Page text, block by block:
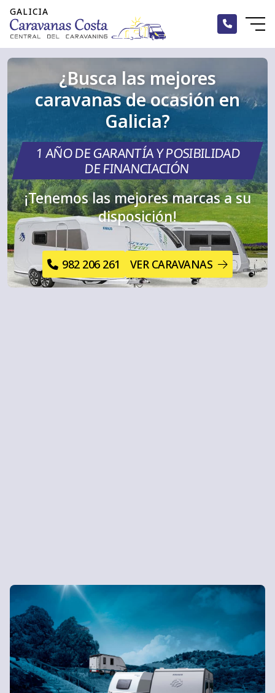
Alquiler
Caravanas
Autocaravanas
Campers
Accesorios
Blog
Contacto
¿Busca las mejores
caravanas de ocasión en
Galicia?
1 AÑO DE GARANTÍA Y POSIBILIDAD
DE FINANCIACIÓN
¡Tenemos las mejores marcas a su
disposición!
982 206 261 VER CARAVANAS